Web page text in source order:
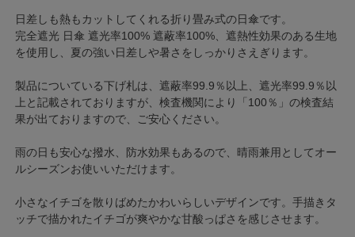
日差しも熱もカットしてくれる折り畳み式の日傘です。
完全遮光 日傘 遮光率100% 遮蔽率100%、遮熱性効果のある生地
を使用し、夏の強い日差しや暑さをしっかりさえぎります。
製品についている下げ札は、遮蔽率99.9％以上、遮光率99.9％以
上と記載されておりますが、検査機関により「100％」の検査結
果が出ておりますので、ご安心ください。
雨の日も安心な撥水、防水効果もあるので、晴雨兼用としてオー
ルシーズンお使いいただけます。
小さなイチゴを散りばめたかわいらしいデザインです。手描きタ
ッチで描かれたイチゴが爽やかな甘酸っぱさを感じさせます。